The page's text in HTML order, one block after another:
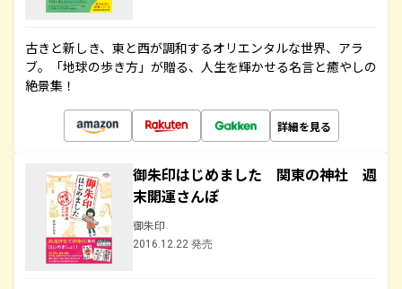
古きと新しき、東と西が調和するオリエンタルな世界、アラ
ブ。「地球の歩き方」が贈る、人生を輝かせる名言と癒やしの
絶景集！
詳細を見る
御朱印はじめました 関東の神社 週
末開運さんぽ
御朱印
2016.12.22 発売